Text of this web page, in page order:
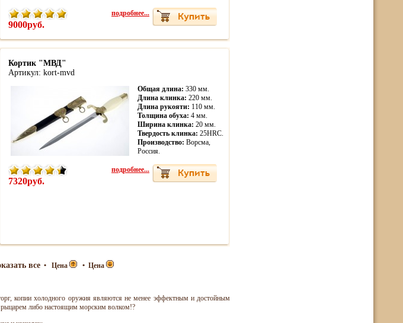
9000руб.
подробнее...
Кортик "МВД"
Артикул: kort-mvd
Общая длина: 330 мм.
Длина клинка: 220 мм.
Длина рукояти: 110 мм.
Толщина обуха: 4 мм.
Ширина клинка: 20 мм.
Твердость клинка: 25HRC.
Производство: Ворсма,
Россия.
7320руб.
подробнее...
все• Цена • Цена
копии холодного оружия являются не менее эффектным и достойным
рыцарем либо настоящим морским волком!?